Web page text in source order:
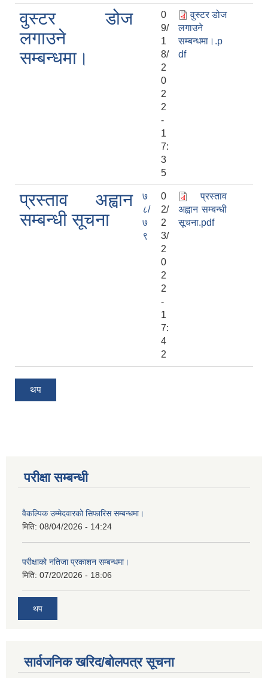
वुस्टर डोज
लगाउने
सम्बन्धमा।
0
9/
1
8/
2
0
2
2
-
1
7:
3
5
वुस्टर डोज
लगाउने
सम्बन्धमा।.p
df
प्रस्ताव अह्वान
सम्बन्धी सूचना
७
८/
७
९
0
2/
2
3/
2
0
2
2
-
1
7:
4
2
प्रस्ताव
अह्वान सम्बन्धी
सूचना.pdf
थप
परीक्षा सम्बन्धी
वैकल्पिक उम्मेदवारको सिफारिस सम्बन्धमा।
मिति: 08/04/2026 - 14:24
परीक्षाको नतिजा प्रकाशन सम्बन्धमा।
मिति: 07/20/2026 - 18:06
थप
सार्वजनिक खरिद/बोलपत्र सूचना